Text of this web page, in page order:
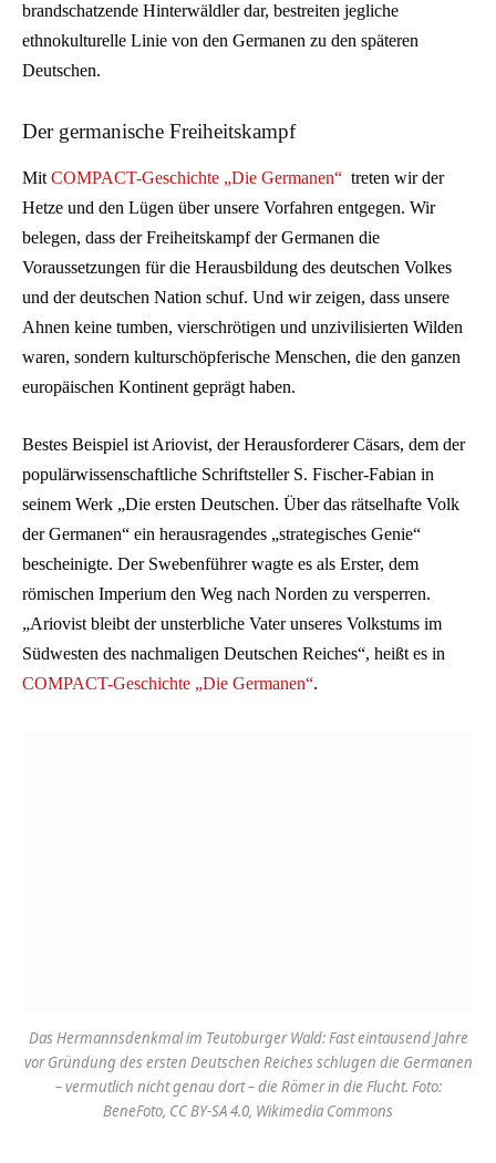
brandschatzende Hinterwäldler dar, bestreiten jegliche
ethnokulturelle Linie von den Germanen zu den späteren
Deutschen.
Der germanische Freiheitskampf
Mit COMPACT-Geschichte „Die Germanen“ treten wir der
Hetze und den Lügen über unsere Vorfahren entgegen. Wir
belegen, dass der Freiheitskampf der Germanen die
Voraussetzungen für die Herausbildung des deutschen Volkes
und der deutschen Nation schuf. Und wir zeigen, dass unsere
Ahnen keine tumben, vierschrötigen und unzivilisierten Wilden
waren, sondern kulturschöpferische Menschen, die den ganzen
europäischen Kontinent geprägt haben.
Bestes Beispiel ist Ariovist, der Herausforderer Cäsars, dem der
populärwissenschaftliche Schriftsteller S. Fischer-Fabian in
seinem Werk „Die ersten Deutschen. Über das rätselhafte Volk
der Germanen“ ein herausragendes „strategisches Genie“
bescheinigte. Der Swebenführer wagte es als Erster, dem
römischen Imperium den Weg nach Norden zu versperren.
„Ariovist bleibt der unsterbliche Vater unseres Volkstums im
Südwesten des nachmaligen Deutschen Reiches“, heißt es in
COMPACT-Geschichte „Die Germanen“.
Das Hermannsdenkmal im Teutoburger Wald: Fast eintausend Jahre
vor Gründung des ersten Deutschen Reiches schlugen die Germanen
– vermutlich nicht genau dort – die Römer in die Flucht. Foto:
BeneFoto, CC BY-SA 4.0, Wikimedia Commons